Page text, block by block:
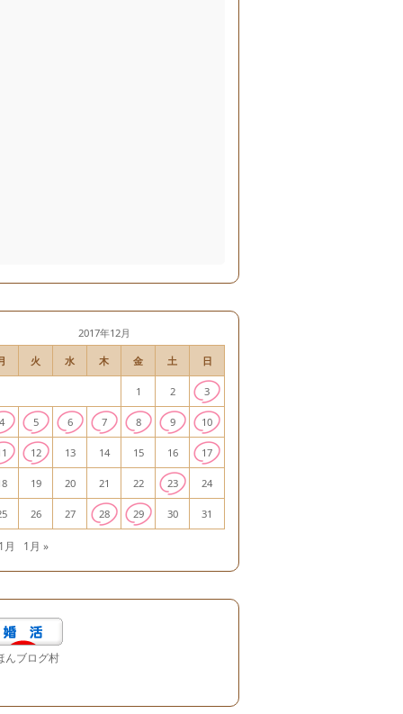
2017年12月
火 水 木 金 土 日
1 2 3
4 5 6 7 8 9 10
12 13 14 15 16 17
19 20 21 22 23 24
26 27 28 29 30 31
月 1月 »
んブログ村